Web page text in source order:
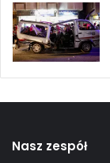
Nasz zespół